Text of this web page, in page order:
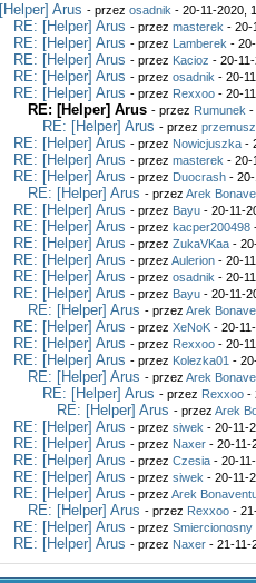
[Helper] Arus - przezosadnik - 20-11-2020,
RE: [Helper] Arus - przezmasterek - 20-
RE: [Helper] Arus - przez Lamberek -
RE: [Helper] Arus - przez Kacioz - 20-
RE: [Helper] Arus - przezosadnik - 20-
RE: [Helper] Arus - przez Rexxoo - 20-
RE: [Helper] Arus - przez Rumunek -
RE: [Helper] Arus - przezprzemusz
RE: [Helper] Arus - przez Nowicjuszka -
RE: [Helper] Arus - przezmasterek - 20-
RE: [Helper] Arus - przez Duocrash -
RE: [Helper] Arus - przezArek
RE: [Helper] Arus - przez Bayu - 20-11-
RE: [Helper] Arus - przezkacper200498
RE: [Helper] Arus - przezZukaVKaa -
RE: [Helper] Arus - przezAulerion - 20-
RE: [Helper] Arus - przezosadnik - 20-
RE: [Helper] Arus - przez Bayu - 20-11-
RE: [Helper] Arus - przezArek
RE: [Helper] Arus - przezXeNoK - 20-
RE: [Helper] Arus - przez Rexxoo - 20-
RE: [Helper] Arus - przez Kolezka01 -
RE: [Helper] Arus - przezArek
RE: [Helper] Arus - przez Rexxoo -
RE: [Helper] Arus - przezArek
RE: [Helper] Arus - przezsiwek - 20-11-
RE: [Helper] Arus - przez Naxer - 20-11-
RE: [Helper] Arus - przezCzesia - 20-
RE: [Helper] Arus - przezsiwek - 20-11-
RE: [Helper] Arus - przezArek
RE: [Helper] Arus - przez Rexxoo -
RE: [Helper] Arus - przezSmiercionosny
RE: [Helper] Arus - przez Naxer - 21-11-